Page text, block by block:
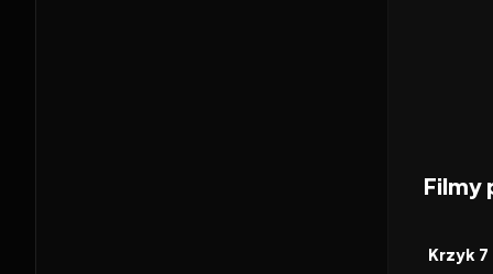
Filmy
FILM
Krzyk 7